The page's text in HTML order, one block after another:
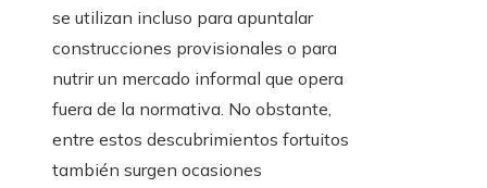
se utilizan incluso para apuntalar
construcciones provisionales o para
nutrir un mercado informal que opera
fuera de la normativa. No obstante,
entre estos descubrimientos fortuitos
también surgen ocasiones